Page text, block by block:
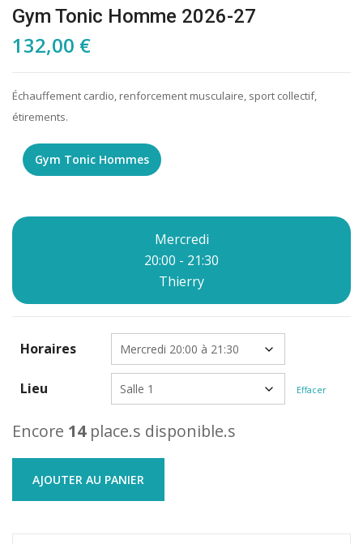
Gym Tonic Homme 2026-27
132,00 €
Échauffement cardio, renforcement musculaire, sport collectif,
étirements.
Gym Tonic Hommes
Mercredi
20:00 - 21:30
Thierry
Horaires
Lieu Effacer
Encore 14place.s disponible.s
AJOUTER AU PANIER